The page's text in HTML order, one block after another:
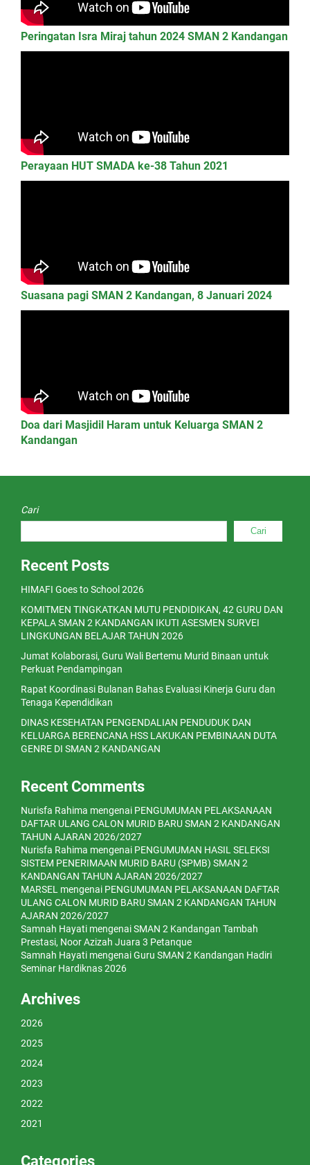
Peringatan Isra Miraj tahun 2024 SMAN 2 Kandangan
Perayaan HUT SMADA ke-38 Tahun 2021
Suasana pagi SMAN 2 Kandangan, 8 Januari 2024
Doa dari Masjidil Haram untuk Keluarga SMAN 2
Kandangan
Cari
Cari
Recent Posts
HIMAFI Goes to School 2026
KOMITMEN TINGKATKAN MUTU PENDIDIKAN, 42 GURU DAN
KEPALA SMAN 2 KANDANGAN IKUTI ASESMEN SURVEI
LINGKUNGAN BELAJAR TAHUN 2026
Jumat Kolaborasi, Guru Wali Bertemu Murid Binaan untuk
Perkuat Pendampingan
Rapat Koordinasi Bulanan Bahas Evaluasi Kinerja Guru dan
Tenaga Kependidikan
DINAS KESEHATAN PENGENDALIAN PENDUDUK DAN
KELUARGA BERENCANA HSS LAKUKAN PEMBINAAN DUTA
GENRE DI SMAN 2 KANDANGAN
Recent Comments
Nurisfa Rahima mengenai PENGUMUMAN PELAKSANAAN
DAFTAR ULANG CALON MURID BARU SMAN 2 KANDANGAN
TAHUN AJARAN 2026/2027
Nurisfa Rahima mengenai PENGUMUMAN HASIL SELEKSI
SISTEM PENERIMAAN MURID BARU (SPMB) SMAN 2
KANDANGAN TAHUN AJARAN 2026/2027
MARSEL mengenai PENGUMUMAN PELAKSANAAN DAFTAR
ULANG CALON MURID BARU SMAN 2 KANDANGAN TAHUN
AJARAN 2026/2027
Samnah Hayati mengenaiSMAN 2 Kandangan Tambah
Prestasi, Noor Azizah Juara 3 Petanque
Samnah Hayati mengenaiGuru SMAN 2 Kandangan Hadiri
Seminar Hardiknas 2026
Archives
2026
2025
2024
2023
2022
2021
Categories